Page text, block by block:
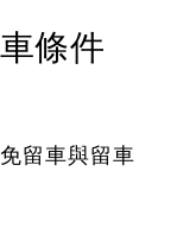
條件
留車與留車